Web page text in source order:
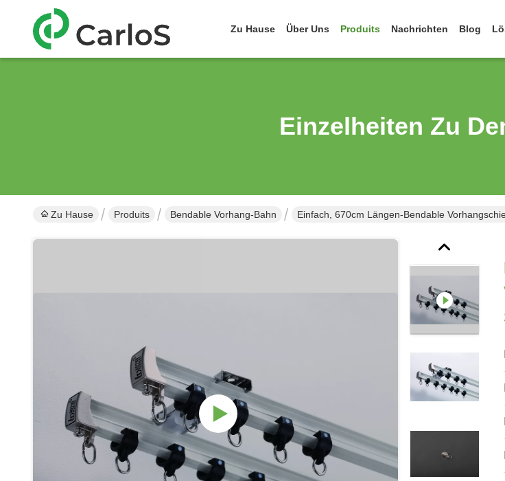
Zu Hause Über Uns Produits Nachrichten Blog
Einzelheiten Zu
Zu Hause Produits Bendable Vorhang-Bahn Einfach, 670cm Längen-Bendable